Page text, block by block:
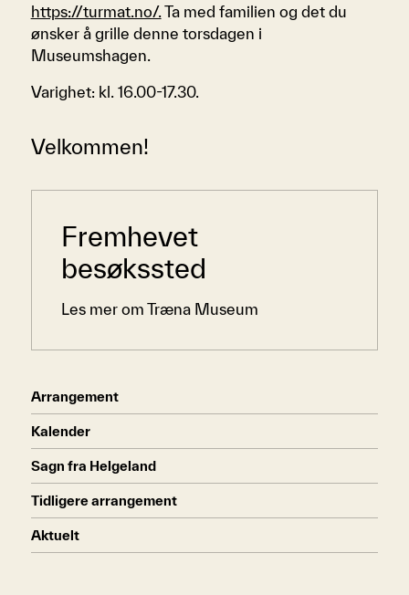
Arrangement
Kalender
Sagn fra Helgeland
Tidligere arrangement
Aktuelt
Sidemeny
Fremhevet
besøkssted
Les mer om Træna Museum
https://turmat.no/.Ta med familien og det du
ønsker å grille denne torsdagen i
Museumshagen.
Varighet: kl. 16.00-17.30.
Velkommen!